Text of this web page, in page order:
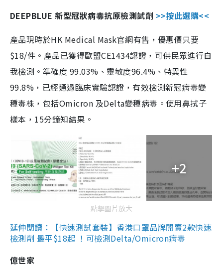
DEEPBLUE 新型冠狀病毒抗原檢測試劑 >>按此選購<<
產品現時於HK Medical Mask官網有售，優惠價只要
$18/件。產品已獲得歐盟CE1434認證，可供民眾進行自
我檢測。準確度 99.03%、靈敏度96.4%、特異性
99.8%，已經通過臨床實驗認證，有效檢測新冠病毒變
種毒株，包括Omicron 及Delta變種病毒。使用鼻拭子
樣本，15分鐘知結果。
+2
點擊圖片放大
延伸閱讀：【快速測試套裝】香港口罩品牌開賣2款快速
檢測劑 最平$18起 ！可檢測Delta/Omicron病毒
億世家